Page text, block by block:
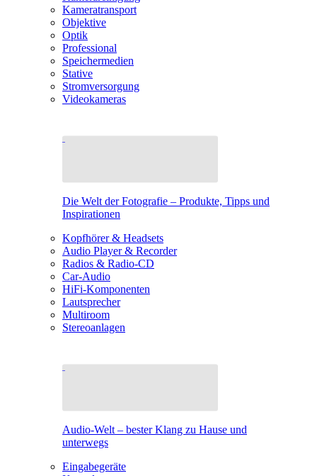
Kameratransport
Objektive
Optik
Professional
Speichermedien
Stative
Stromversorgung
Videokameras
Die Welt der Fotografie – Produkte, Tipps und
Inspirationen
Kopfhörer & Headsets
Audio Player & Recorder
Radios & Radio-CD
Car-Audio
HiFi-Komponenten
Lautsprecher
Multiroom
Stereoanlagen
Audio-Welt – bester Klang zu Hause und
unterwegs
Eingabegeräte